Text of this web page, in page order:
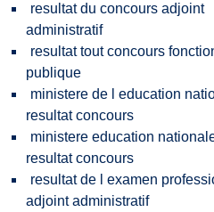
resultat du concours adjoint
administratif
resultat tout concours
publique
ministere de l education
resultat concours
ministere education
resultat concours
resultat de l examen
adjoint administratif